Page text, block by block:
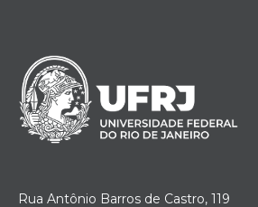
Rua Antônio Barros de Castro, 119